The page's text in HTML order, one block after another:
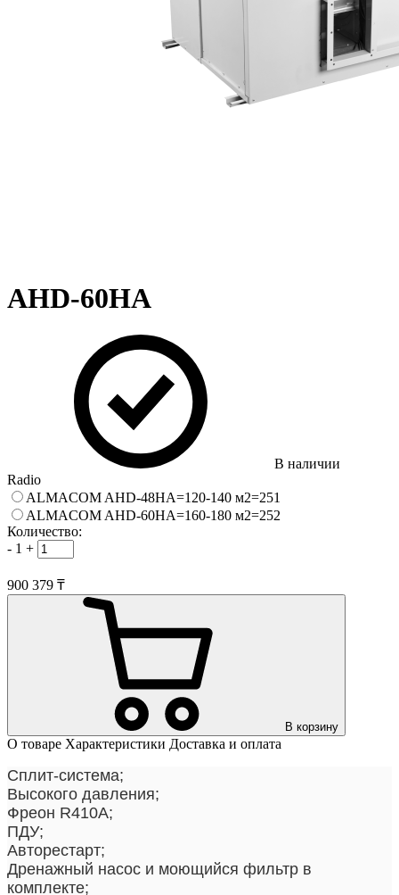
AHD-60HA
В наличии
Radio
ALMACOM AHD-48HA=120-140 м2=251
ALMACOM AHD-60HA=160-180 м2=252
Количество:
- 1 +
900 379 ₸
В корзину
О товаре Характеристики Доставка и оплата
Сплит-система;
Высокого давления;
Фреон R410А;
ПДУ;
Авторестарт;
Дренажный насос и моющийся фильтр в
комплекте;